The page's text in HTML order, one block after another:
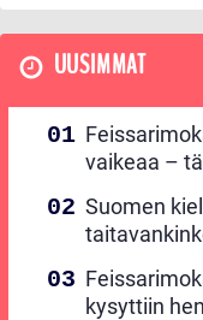
UUSIMMAT
vaikeaa –
Suomen
kysyttiin